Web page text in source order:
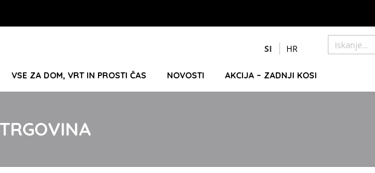
na
SI HR
VSE ZA DOM, VRT IN PROSTI ČAS NOVOSTI AKCIJA – ZADNJI KOSI
TRGOVINA